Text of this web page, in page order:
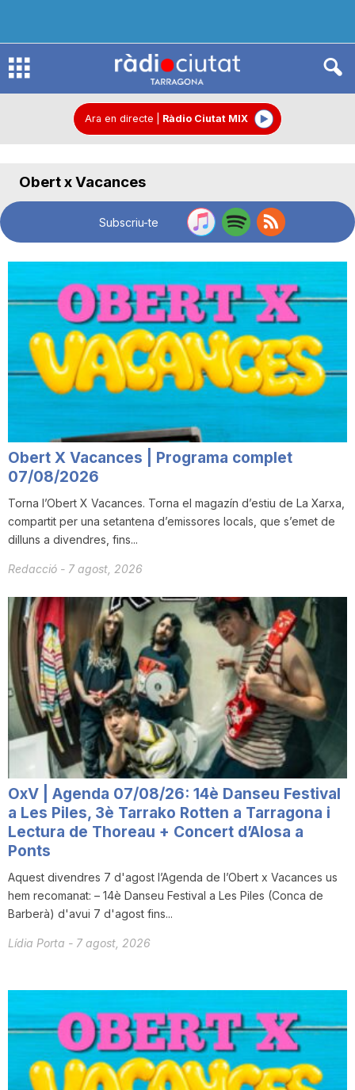
R
i
t
a
t
d
e
T
a
r
r
o
n
Ara en directe Ràdio Ciutat MIX
Obert x Vacances
Subscriu-te
Obert X Vacances | Programa complet
07/08/2026
Torna l’Obert X Vacances. Torna el magazín d’estiu de La Xarxa,
compartit per una setantena d’emissores locals, que s’emet de
dilluns a divendres, fins...
Redacció - 7 agost, 2026
OxV | Agenda 07/08/26: 14è Danseu Festival
a Les Piles, 3è Tarrako Rotten a Tarragona i
Lectura de Thoreau + Concert d’Alosa a
Ponts
Aquest divendres 7 d'agost l’Agenda de l’Obert x Vacances us
hem recomanat: – 14è Danseu Festival a Les Piles (Conca de
Barberà) d'avui 7 d'agost fins...
Lídia Porta - 7 agost, 2026